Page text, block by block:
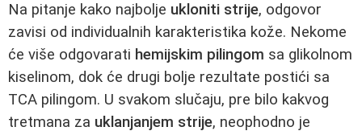
Na pitanje kako najbolje ukloniti strije, odgovor
zavisi od individualnih karakteristika kože. Nekome
će više odgovarati hemijskim pilingom sa glikolnom
kiselinom, dok će drugi bolje rezultate postići sa
TCA pilingom. U svakom slučaju, pre bilo kakvog
tretmana za uklanjanjem strije, neophodno je